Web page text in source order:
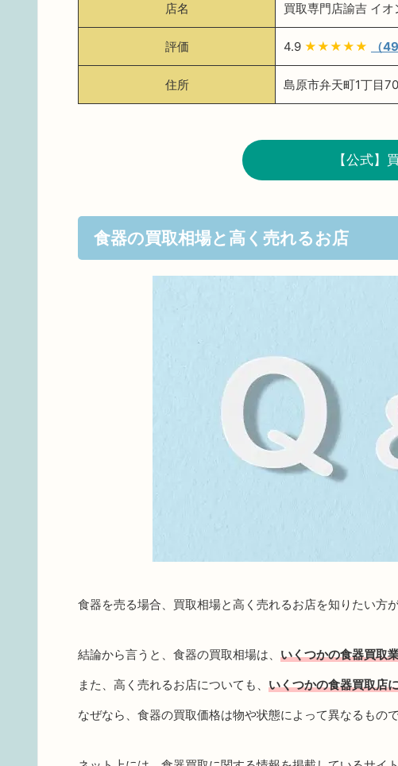
店名 買取専門店諭吉 イオ
評価 4.9 ★★★★★ （49
住所 島原市弁天町1丁目
【公式】
食器の買取相場と高く売れるお店
食器を売る場合、買取相場と高く売れるお店を知りたい方
結論から言うと、食器の買取相場は、 いくつかの食器買取
また、高く売れるお店についても、 いくつかの食器買取店
なぜなら、食器の買取価格は物や状態によって異なるもの